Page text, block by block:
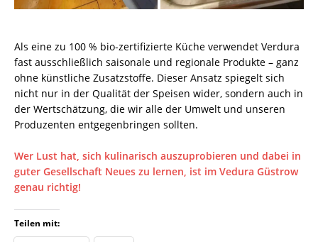
Als eine zu 100 % bio-zertifizierte Küche verwendet Verdura
fast ausschließlich saisonale und regionale Produkte – ganz
ohne künstliche Zusatzstoffe. Dieser Ansatz spiegelt sich
nicht nur in der Qualität der Speisen wider, sondern auch in
der Wertschätzung, die wir alle der Umwelt und unseren
Produzenten entgegenbringen sollten.
Wer Lust hat, sich kulinarisch auszuprobieren und dabei in
guter Gesellschaft Neues zu lernen, ist im Vedura Güstrow
genau richtig!
Teilen mit: